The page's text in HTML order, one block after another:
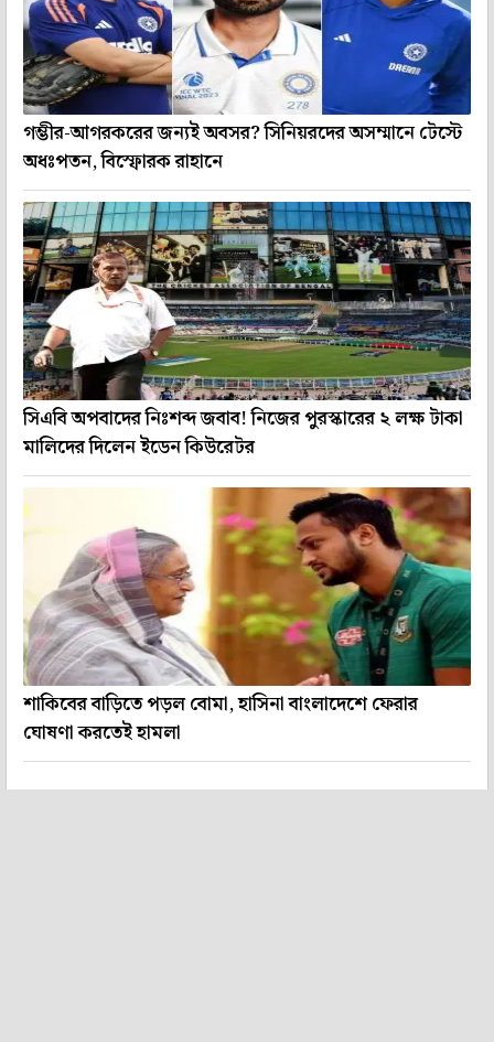
গম্ভীর-আগরকরের জন্যই অবসর? সিনিয়রদের অসম্মানে টেস্টে
অধঃপতন, বিস্ফোরক রাহানে
সিএবি অপবাদের নিঃশব্দ জবাব! নিজের পুরস্কারের ২ লক্ষ টাকা
মালিদের দিলেন ইডেন কিউরেটর
শাকিবের বাড়িতে পড়ল বোমা, হাসিনা বাংলাদেশে ফেরার
ঘোষণা করতেই হামলা